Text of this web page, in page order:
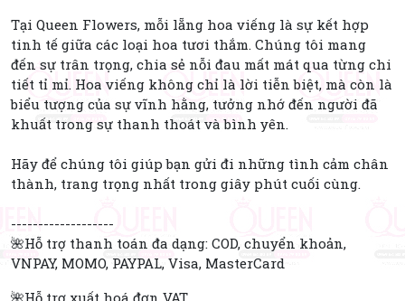
Tại Queen Flowers, mỗi lẵng hoa viếng là sự kết hợp
tinh tế giữa các loại hoa tươi thắm. Chúng tôi mang
đến sự trân trọng, chia sẻ nỗi đau mất mát qua từng chi
tiết tỉ mỉ. Hoa viếng không chỉ là lời tiễn biệt, mà còn là
biểu tượng của sự vĩnh hằng, tưởng nhớ đến người đã
khuất trong sự thanh thoát và bình yên.
Hãy để chúng tôi giúp bạn gửi đi những tình cảm chân
thành, trang trọng nhất trong giây phút cuối cùng.
-------------------
🌺Hỗ trợ thanh toán đa dạng: COD, chuyển khoản,
VNPAY, MOMO, PAYPAL, Visa, MasterCard
🌺Hỗ trợ xuất hoá đơn VAT